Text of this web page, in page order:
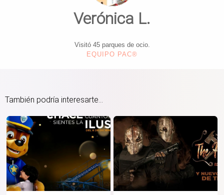
Verónica L.
Visitó 45 parques de ocio.
EQUIPO PAC®
También podría interesarte...